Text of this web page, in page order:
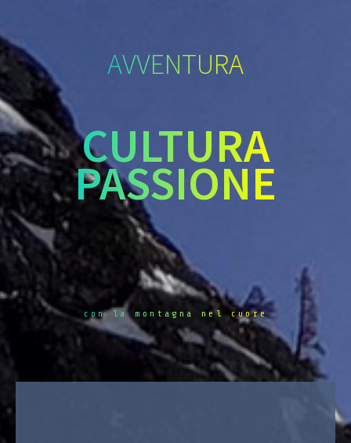
AVVENTURA
CULTURA
PASSIONE
con la montagna nel cuore